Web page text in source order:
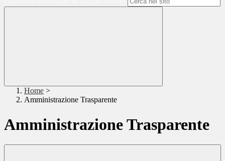
Home >
Amministrazione Trasparente
Amministrazione Trasparente